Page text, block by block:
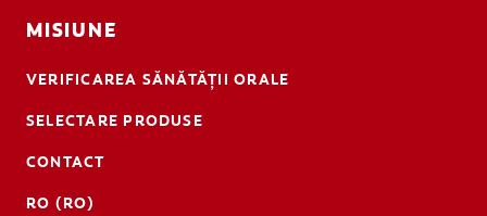
MISIUNE
VERIFICAREA SĂNĂTĂȚII ORALE
SELECTARE PRODUSE
CONTACT
RO (RO)